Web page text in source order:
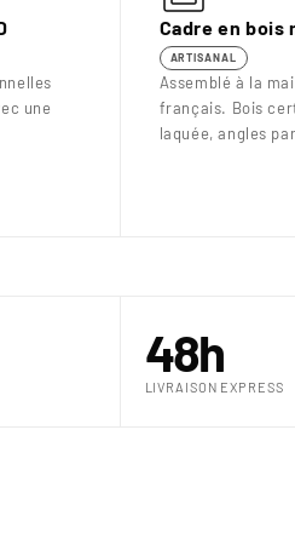
une
Cadre en bois
ARTISANAL
Assemblé à la
français. Bois
laquée, angles
48h
LIVRAISON EXPRESS